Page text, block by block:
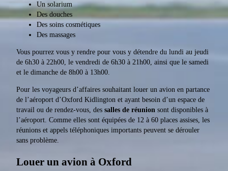
Un solarium
Des douches
Des soins cosmétiques
Des massages
Vous pourrez vous y rendre pour vous y détendre du lundi au jeudi
de 6h30 à 22h00, le vendredi de 6h30 à 21h00, ainsi que le samedi
et le dimanche de 8h00 à 13h00.
Pour les voyageurs d’affaires souhaitant louer un avion en partance
de l’aéroport d’Oxford Kidlington et ayant besoin d’un espace de
travail ou de rendez-vous, des salles de réunion sont disponibles à
l’aéroport. Comme elles sont équipées de 12 à 60 places assises, les
réunions et appels téléphoniques importants peuvent se dérouler
sans problème.
Louer un avion à Oxford